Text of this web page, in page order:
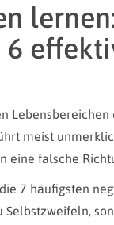
meist
eine falsche
7 häufigsten